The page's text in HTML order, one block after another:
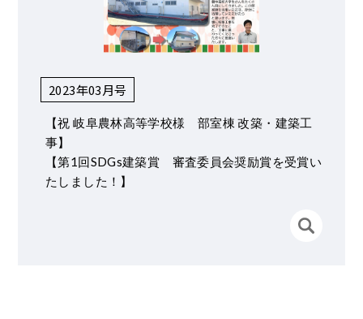
2023年03月号
【祝 岐阜農林高等学校様 部室棟 改築・建築工
事】
【第1回SDGs建築賞 審査委員会奨励賞を受賞い
たしました！】